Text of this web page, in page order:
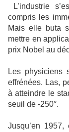
L’industrie
compris les
Mais elle buta
mettre en
prix Nobel au
Les physiciens
effrénées. Las,
à atteindre le
seuil de -250°.
Jusqu’en